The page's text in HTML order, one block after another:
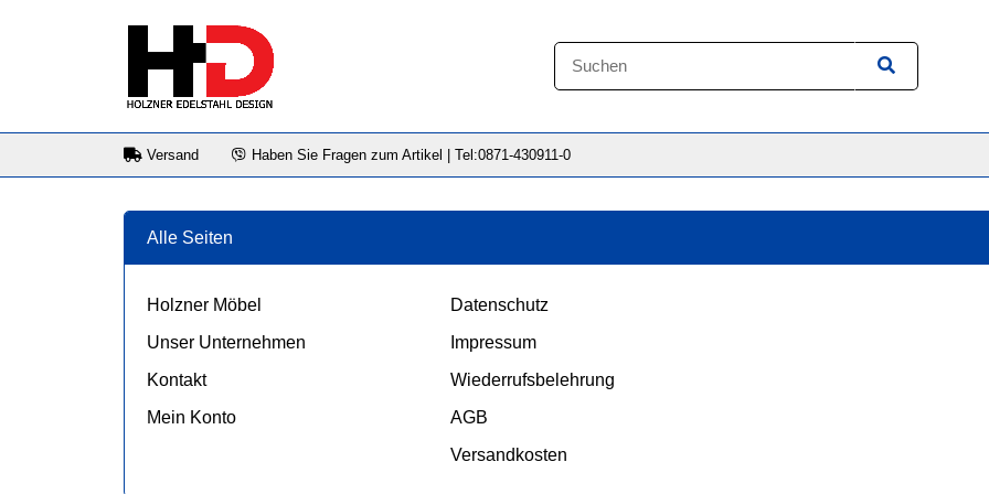
Versand Haben Sie Fragen zum Artikel | Tel:0871-430911-0
Alle Seiten
Holzner Möbel
Unser Unternehmen
Kontakt
Mein Konto
Datenschutz
Impressum
Wiederrufsbelehrung
AGB
Versandkosten